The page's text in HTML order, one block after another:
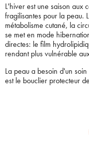
L'hiver est une saison aux
fragilisantes pour la peau.
métabolisme cutané, la
se met en mode
directes: le film
rendant plus vulnérable
La peau a besoin d'un
est le bouclier protecteur